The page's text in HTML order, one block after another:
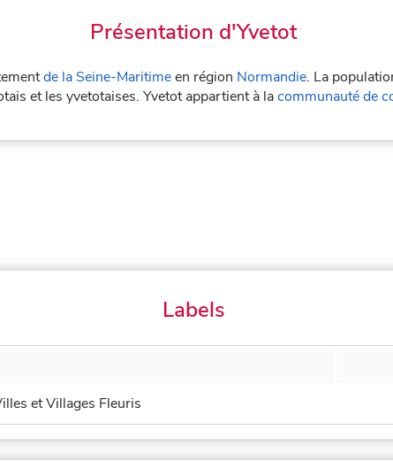
Présentation d'Yvetot
de la Seine-Maritimeen région Normandie. La
et les yvetotaises. Yvetot appartient à lacommunauté de
Labels
et Villages Fleuris